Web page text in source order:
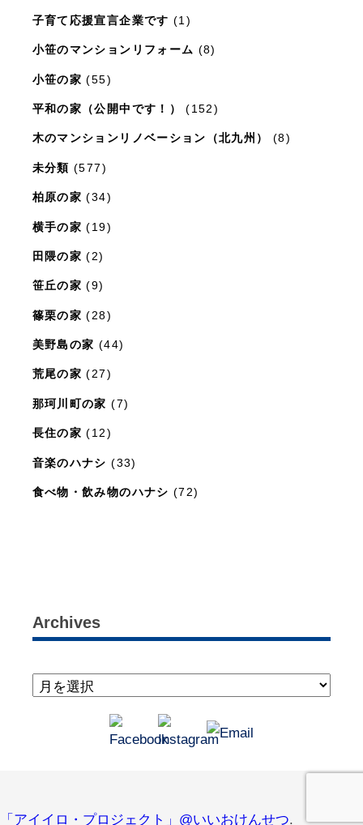
子育て応援宣言企業です (1)
小笹のマンションリフォーム (8)
小笹の家 (55)
平和の家（公開中です！） (152)
木のマンションリノベーション（北九州） (8)
未分類 (577)
柏原の家 (34)
横手の家 (19)
田隈の家 (2)
笹丘の家 (9)
篠栗の家 (28)
美野島の家 (44)
荒尾の家 (27)
那珂川町の家 (7)
長住の家 (12)
音楽のハナシ (33)
食べ物・飲み物のハナシ (72)
Archives
「アイイロ・プロジェクト」@いいおけんせつ.